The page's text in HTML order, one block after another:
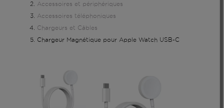
Accessoires et périphériques
Accessoires téléphoniques
Chargeurs et Câbles
Chargeur Magnétique pour Apple Watch USB-C